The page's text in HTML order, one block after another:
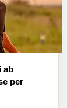
ab
per